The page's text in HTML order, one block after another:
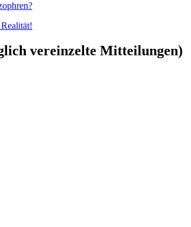
vereinzelte Mitteilungen)